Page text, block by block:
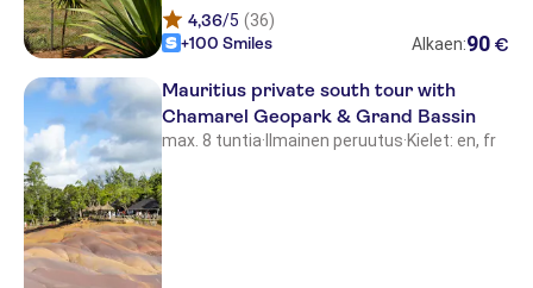
Seasense Boutique Hotel & Spa
Beachcomber Le Victoria Hotel
Radisson Blu Poste Lafayette
Resort & Spa
LUX Belle Mare
Four Seasons Resort Mauritius at
Anahita
4,36/5 (36)
+100 Smiles
Alkaen:90 €
Mauritius private south tour with
Chamarel Geopark & Grand Bassin
max. 8 tuntia· Ilmainen peruutus·Kielet: en, fr